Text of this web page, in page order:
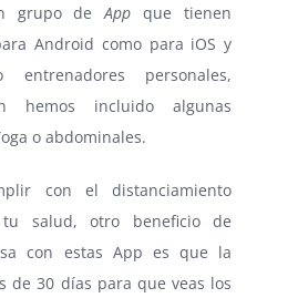
grupo deApp que tienen
Android como para iOS y
entrenadores personales,
hemos incluido algunas
o abdominales.
con el distanciamiento
salud, otro beneficio de
con estas App es que la
de 30 días para que veas los